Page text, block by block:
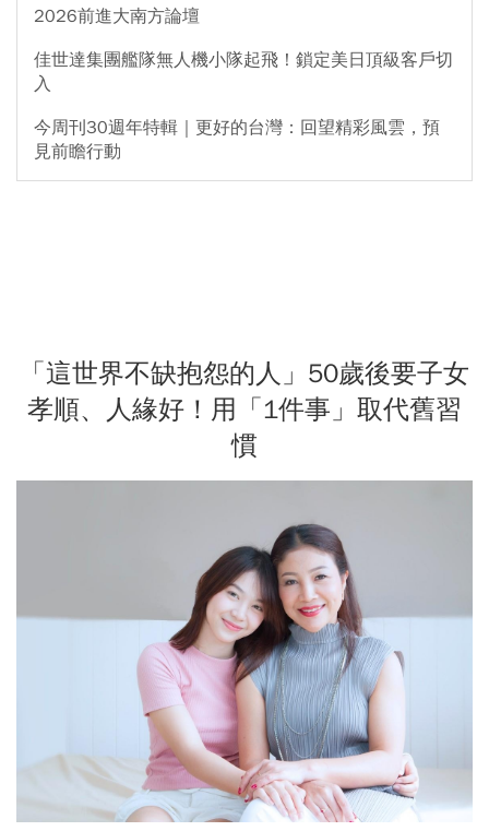
2026前進大南方論壇
佳世達集團艦隊無人機小隊起飛！鎖定美日頂級客戶切
入
今周刊30週年特輯｜更好的台灣：回望精彩風雲，預
見前瞻行動
「這世界不缺抱怨的人」50歲後要子女
孝順、人緣好！用「1件事」取代舊習
慣